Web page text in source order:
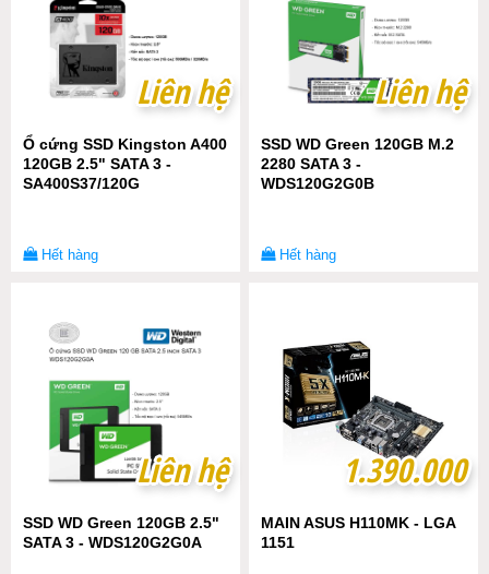
Liên hệ
Liên hệ
Ổ cứng SSD Kingston A400
120GB 2.5" SATA 3 -
SA400S37/120G
Hết hàng
Liên hệ
Liên hệ
SSD WD Green 120GB M.2
2280 SATA 3 -
WDS120G2G0B
Hết hàng
Liên hệ
Liên hệ
SSD WD Green 120GB 2.5"
SATA 3 - WDS120G2G0A
1.390.000
1.390.000
MAIN ASUS H110MK - LGA
1151